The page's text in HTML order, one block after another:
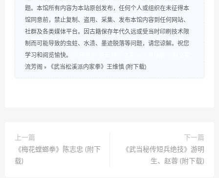
题。本馆所有内容为本站原创发布，任何个人或组织在未征得本
馆同意前，禁止复制、盗用、采集、发布本馆内容到任何网站、
社群及各类媒体平台。因古籍保存年代久远或受当时印刷技术限
制而可能导致的虫蛀、水渍、墨迹脱落等问题，请您谅解。祝您
学习和阅览愉快。
流芳阁 » 《武当松溪派内家拳》王维慎 (附下载)
上一篇
《梅花螳螂拳》陈志忠 (附下
载)
下一篇
《武当秘传短兵绝技》游明
生、赵蓉 (附下载)